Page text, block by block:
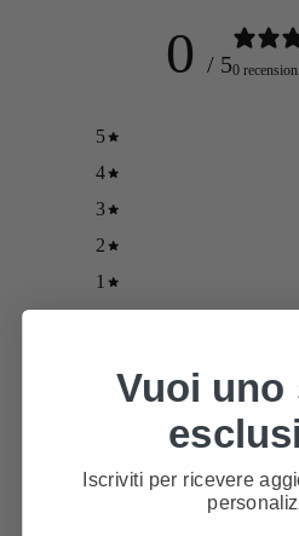
0 / 50
5
4
3
2
1
Vuoi uno
Iscriviti per ricevere